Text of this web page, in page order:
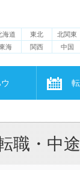
海道 東北 北関東
海
関西 中国
職・中